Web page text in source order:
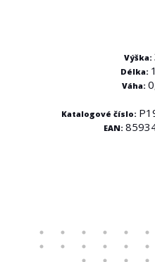
Výška:
Délka:
Váha:
Katalogové číslo:
EAN: